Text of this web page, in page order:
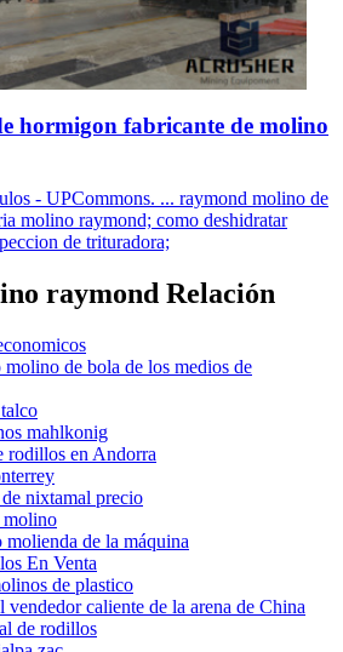
hormigon fabricante de molino
- UPCommons. ... raymond molino de
molino raymond; como deshidratar
de trituradora;
raymond Relación
de bola de los medios de
mahlkonig
rodillos en Andorra
nixtamal precio
molino
molienda de la máquina
En Venta
de plastico
vendedor caliente de la arena de China
de rodillos